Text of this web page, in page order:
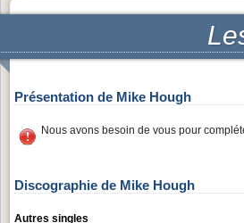
Présentation de Mike Hough
Nous avons besoin de vous pour
Discographie de Mike Hough
Autres singles